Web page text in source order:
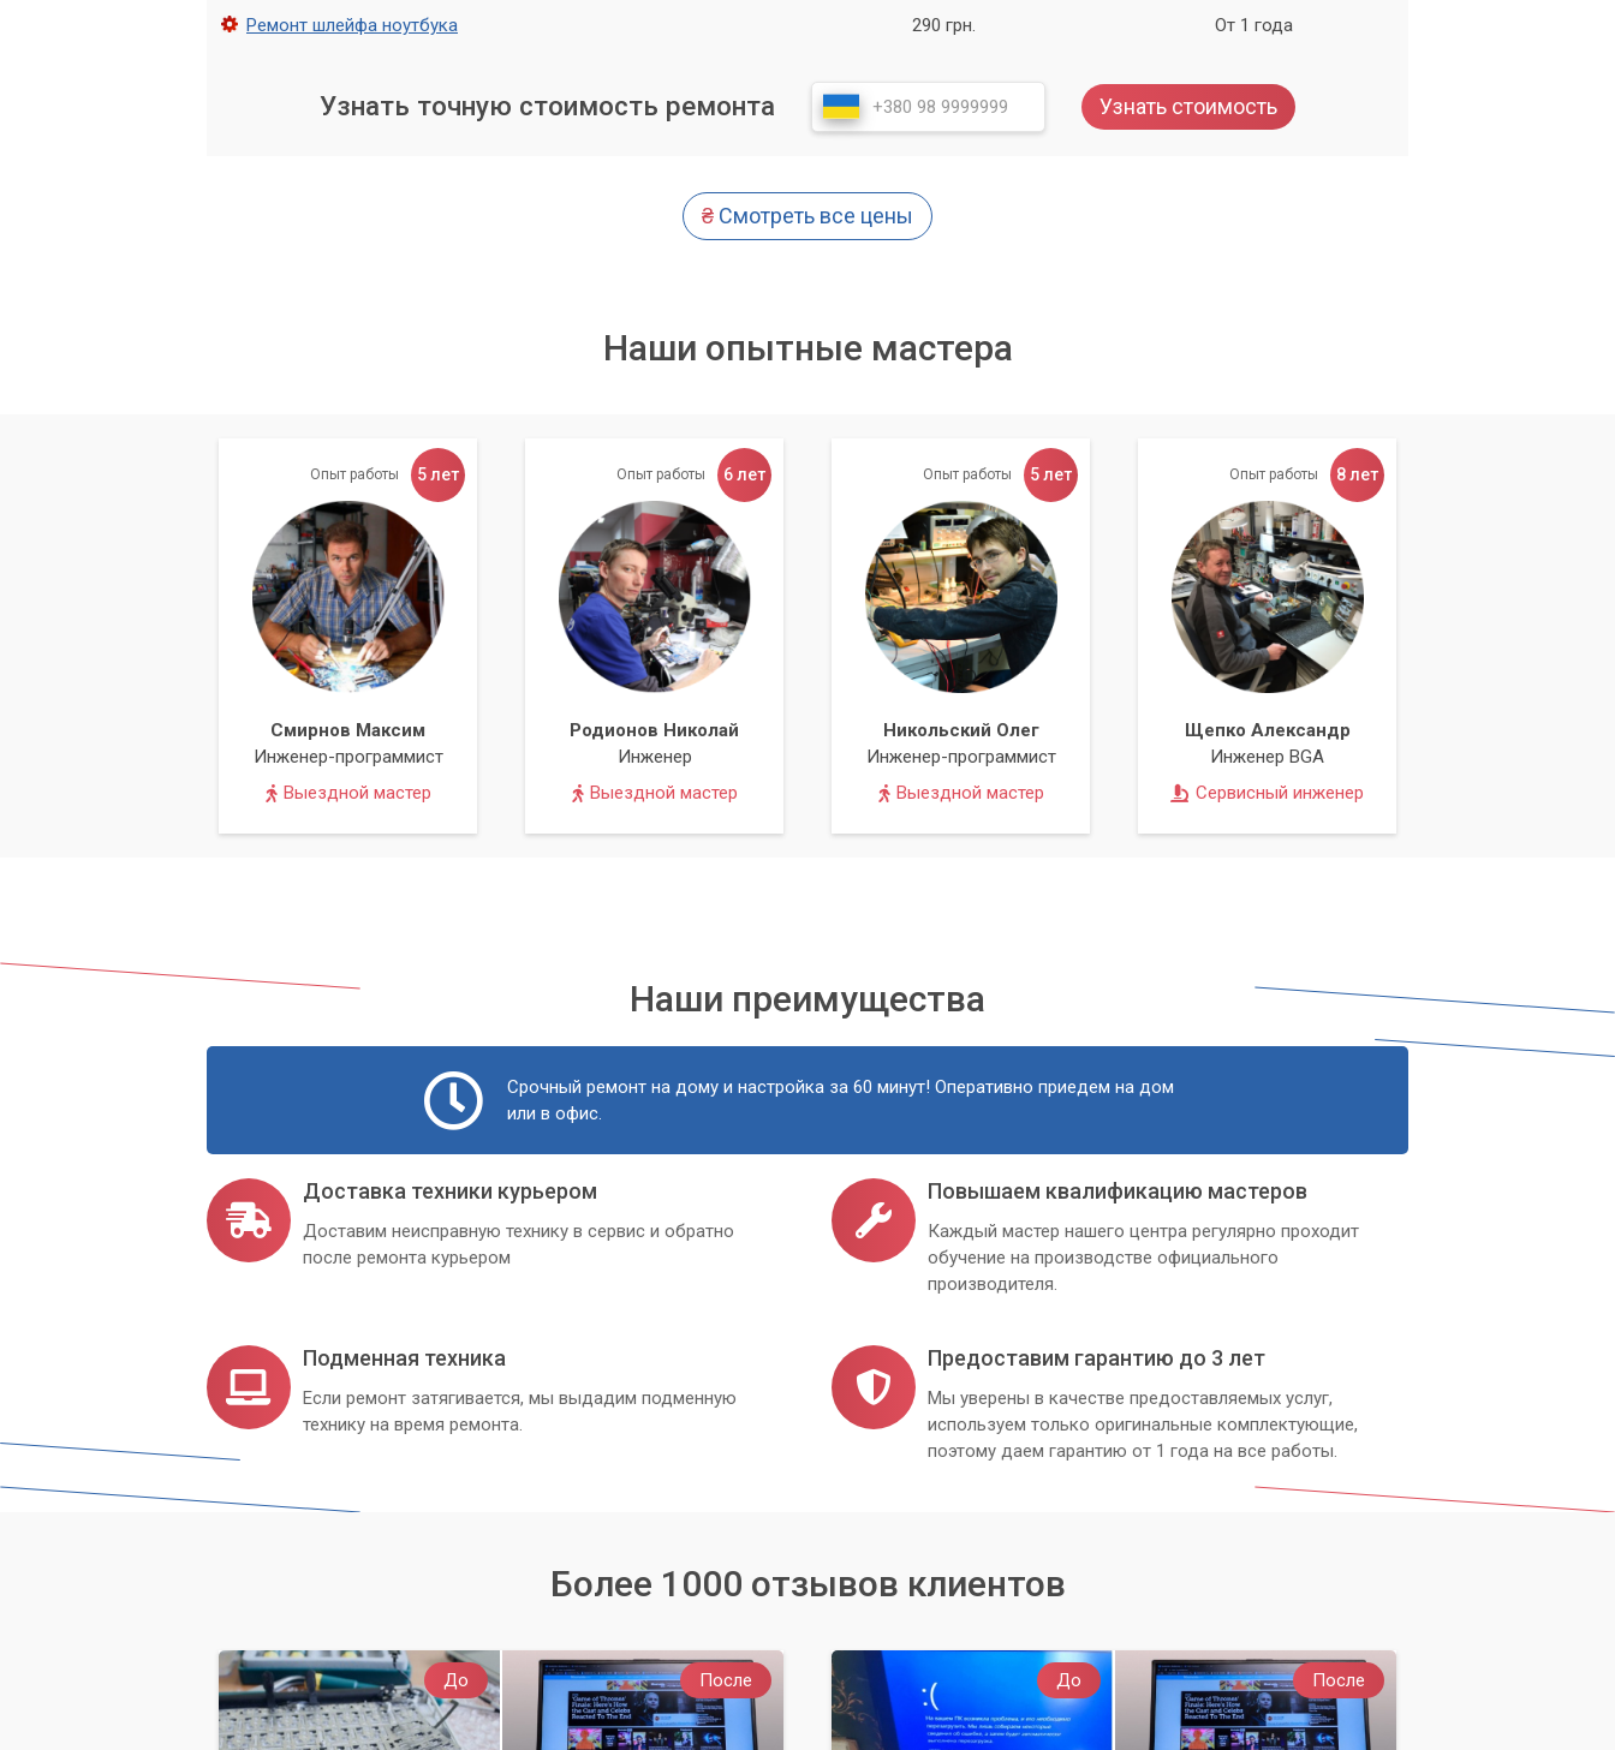
Ремонт шлейфа ноутбука 290 грн. От 1 года
Узнать точную стоимость ремонта Узнать стоимость
₴ Смотреть все цены
Наши опытные мастера
Опыт работы 5 лет
Смирнов Максим
Инженер-программист
Выездной мастер
Опыт работы 6 лет
Родионов Николай
Инженер
Выездной мастер
Опыт работы 5 лет
Никольский Олег
Инженер-программист
Выездной мастер
Опыт работы 8 лет
Щепко Александр
Инженер BGA
Сервисный инженер
Наши преимущества
Срочный ремонт на дому и настройка за 60 минут! Оперативно приедем на дом
или в офис.
Доставка техники курьером
Доставим неисправную технику в сервис и обратно
после ремонта курьером
Повышаем квалификацию мастеров
Каждый мастер нашего центра регулярно проходит
обучение на производстве официального
производителя.
Подменная техника
Если ремонт затягивается, мы выдадим подменную
технику на время ремонта.
Предоставим гарантию до 3 лет
Мы уверены в качестве предоставляемых услуг,
используем только оригинальные комплектующие,
поэтому даем гарантию от 1 года на все работы.
Более 1000 отзывов клиентов
До После До После